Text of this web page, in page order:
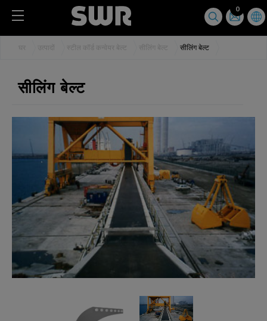
0
घर उत्पादों स्टील कॉर्ड कन्वेयर बेल्ट सीलिंग बेल्ट सीलिंग बेल्ट
सीलिंग बेल्ट
Cookies management panel